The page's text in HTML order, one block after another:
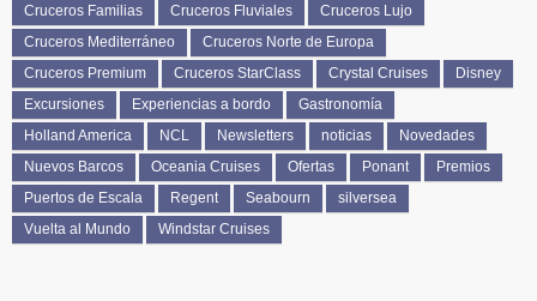
Cruceros Familias
Cruceros Fluviales
Cruceros Lujo
Cruceros Mediterráneo
Cruceros Norte de Europa
Cruceros Premium
Cruceros StarClass Crystal Cruises
Disney
Excursiones
Experiencias a bordo
Gastronomía
Holland America
NCL Newsletters noticias
Novedades
Nuevos Barcos
Oceania Cruises Ofertas Ponant
Premios
Puertos de Escala
Regent Seabourn
silversea
Vuelta al Mundo
Windstar Cruises